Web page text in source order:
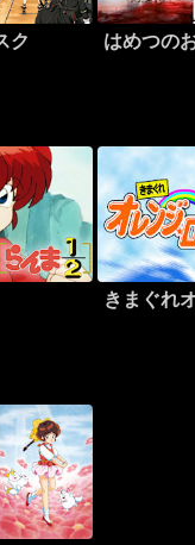
ク はめつの
きまぐれ